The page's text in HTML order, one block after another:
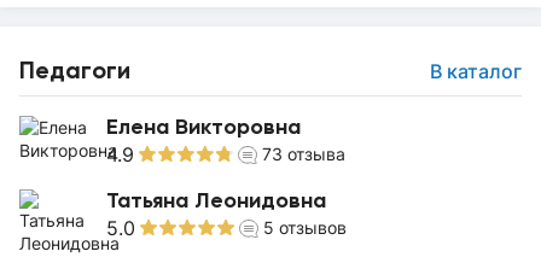
Педагоги В каталог
Елена Викторовна
4.9 73 отзыва
Татьяна Леонидовна
5.0 5 отзывов